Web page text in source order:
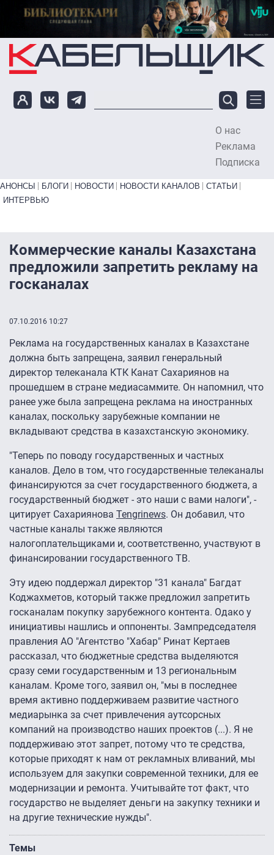
Перейти к основному содержанию
О нас
Реклама
Подписка
Primary links bottom
АНОНСЫ БЛОГИ НОВОСТИ НОВОСТИ КАНАЛОВ
СТАТЬИ
ИНТЕРВЬЮ
Коммерческие каналы Казахстана
предложили запретить рекламу на
госканалах
07.10.2016 10:27
Реклама на государственных каналах в Казахстане
должна быть запрещена, заявил генеральный
директор телеканала КТК Канат Сахариянов на
прошедшем в стране медиасаммите. Он напомнил, что
ранее уже была запрещена реклама на иностранных
каналах, поскольку зарубежные компании не
вкладывают средства в казахстанскую экономику.
"Теперь по поводу государственных и частных
каналов. Дело в том, что государственные телеканалы
финансируются за счет государственного бюджета, а
государственный бюджет - это наши с вами налоги", -
цитирует Сахариянова Tengrinews. Он добавил, что
частные каналы также являются
налогоплательщиками и, соответственно, участвуют в
финансировании государственного ТВ.
Эту идею поддержал директор "31 канала" Багдат
Коджахметов, который также предложил запретить
госканалам покупку зарубежного контента. Одако у
инициативы нашлись и оппоненты. Зампредседателя
правления АО "Агентство "Хабар" Ринат Кертаев
рассказал, что бюджетные средства выделяются
сразу семи государственным и 13 региональным
каналам. Кроме того, заявил он, "мы в последнее
время активно поддерживаем развитие частного
медиарынка за счет привлечения аутсорсных
компаний на производство наших проектов (...). Я не
поддерживаю этот запрет, потому что те средства,
которые приходят к нам от рекламных вливаний, мы
используем для закупки современной техники, для ее
модернизации и ремонта. Учитывайте тот факт, что
государство не выделяет деньги на закупку техники и
на другие технические нужды".
Темы